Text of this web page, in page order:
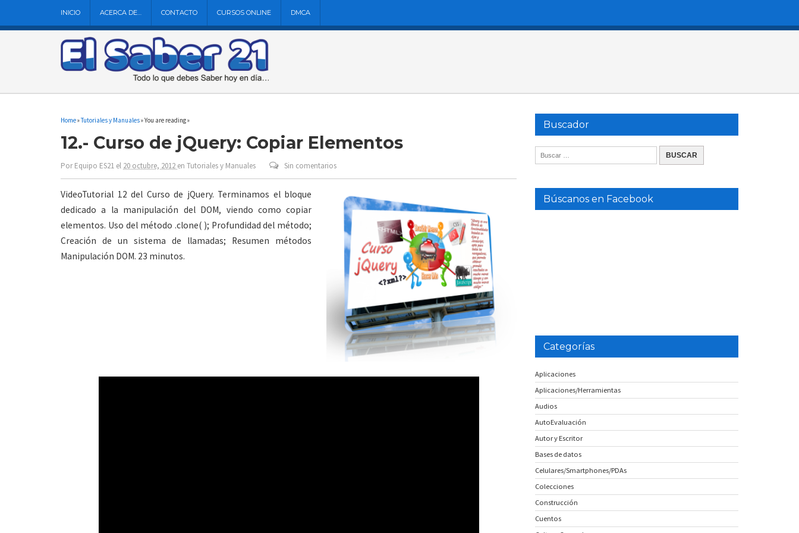
INICIO ACERCA DE… CONTACTO CURSOS ONLINE DMCA
Home»Tutoriales y Manuales» You are reading »
12.- Curso de jQuery: Copiar Elementos
PorEquipo ES21 el 20 octubre, 2012 en Tutoriales y Manuales Sin comentarios
VideoTutorial 12 del Curso de jQuery. Terminamos el bloque
dedicado a la manipulación del DOM, viendo como copiar
elementos. Uso del método .clone( ); Profundidad del método;
Creación de un sistema de llamadas; Resumen métodos
Manipulación DOM. 23 minutos.
Buscador
Búscanos en Facebook
Categorías
Aplicaciones
Aplicaciones/Herramientas
Audios
AutoEvaluación
Autor y Escritor
Bases de datos
Celulares/Smartphones/PDAs
Colecciones
Construcción
Cuentos